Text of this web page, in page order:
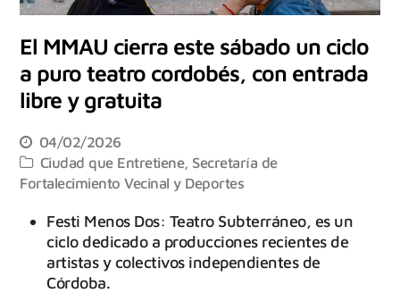
El MMAU cierra este sábado un ciclo
a puro teatro cordobés, con entrada
libre y gratuita
04/02/2026
Ciudad que Entretiene, Secretaría de
Fortalecimiento Vecinal y Deportes
Festi Menos Dos: Teatro Subterráneo, es un
ciclo dedicado a producciones recientes de
artistas y colectivos independientes de
Córdoba.